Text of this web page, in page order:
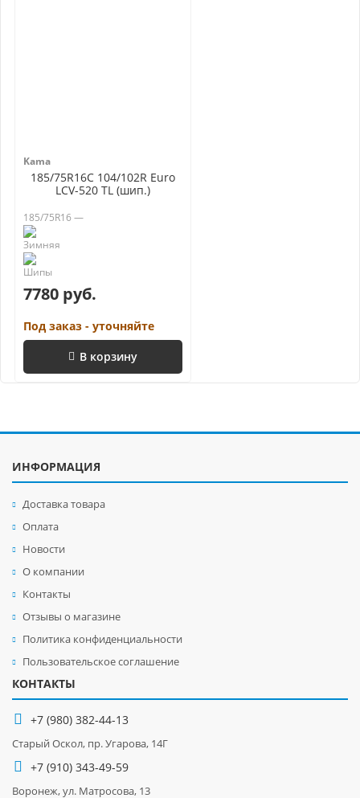
Kama
185/75R16C 104/102R Euro
LCV-520 TL (шип.)
185/75R16 —
7780 руб.
Под заказ - уточняйте
В корзину
ИНФОРМАЦИЯ
Доставка товара
Оплата
Новости
О компании
Контакты
Отзывы о магазине
Политика конфиденциальности
Пользовательское соглашение
КОНТАКТЫ
+7 (980) 382-44-13
Старый Оскол, пр. Угарова, 14Г
+7 (910) 343-49-59
Воронеж, ул. Матросова, 13